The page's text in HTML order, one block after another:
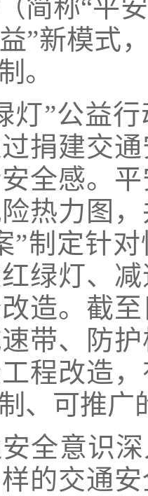
简称“平
”新模式
。
灯”公益
捐建交
全感。
热力图
”制定针
绿灯、
造。 截
带、防
程改造
、可推
全意识
的交通